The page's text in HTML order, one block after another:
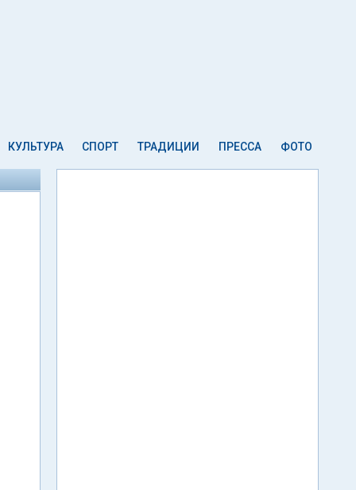
КУЛЬТУРА СПОРТ ТРАДИЦИИ ПРЕССА ФОТО